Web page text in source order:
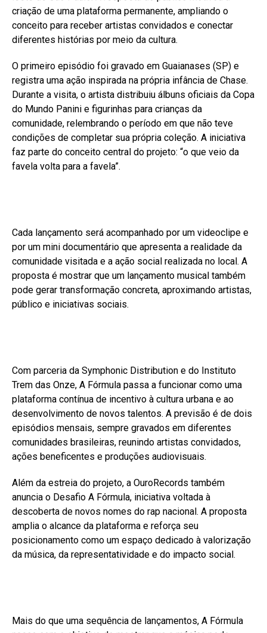
criação de uma plataforma permanente, ampliando o
conceito para receber artistas convidados e conectar
diferentes histórias por meio da cultura.
O primeiro episódio foi gravado em Guaianases (SP) e
registra uma ação inspirada na própria infância de Chase.
Durante a visita, o artista distribuiu álbuns oficiais da Copa
do Mundo Panini e figurinhas para crianças da
comunidade, relembrando o período em que não teve
condições de completar sua própria coleção. A iniciativa
faz parte do conceito central do projeto: “o que veio da
favela volta para a favela”.
Cada lançamento será acompanhado por um videoclipe e
por um mini documentário que apresenta a realidade da
comunidade visitada e a ação social realizada no local. A
proposta é mostrar que um lançamento musical também
pode gerar transformação concreta, aproximando artistas,
público e iniciativas sociais.
Com parceria da Symphonic Distribution e do Instituto
Trem das Onze, A Fórmula passa a funcionar como uma
plataforma contínua de incentivo à cultura urbana e ao
desenvolvimento de novos talentos. A previsão é de dois
episódios mensais, sempre gravados em diferentes
comunidades brasileiras, reunindo artistas convidados,
ações beneficentes e produções audiovisuais.
Além da estreia do projeto, a OuroRecords também
anuncia o Desafio A Fórmula, iniciativa voltada à
descoberta de novos nomes do rap nacional. A proposta
amplia o alcance da plataforma e reforça seu
posicionamento como um espaço dedicado à valorização
da música, da representatividade e do impacto social.
Mais do que uma sequência de lançamentos, A Fórmula